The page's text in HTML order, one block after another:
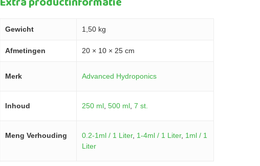
Gewicht 1,50 kg
Afmetingen 20 × 10 × 25 cm
Merk Advanced Hydroponics
Inhoud 250 ml, 500 ml, 7 st.
Meng Verhouding 0.2-1ml / 1 Liter, 1-4ml / 1 Liter, 1ml / 1
Liter